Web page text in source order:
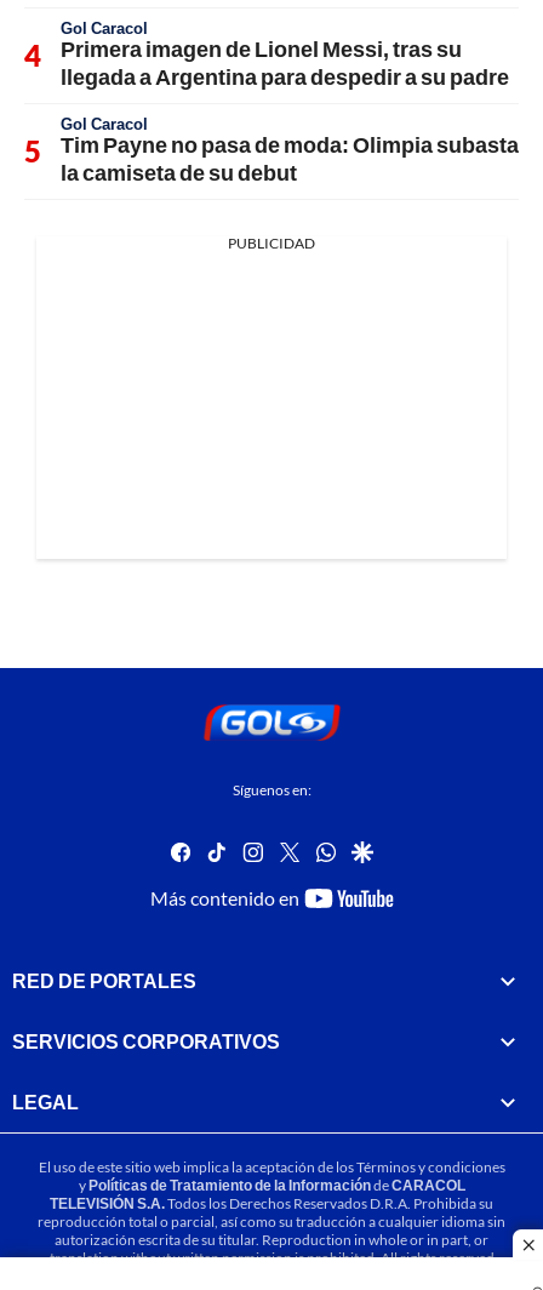
Gol Caracol
Primera imagen de Lionel Messi, tras su
llegada a Argentina para despedir a su padre
Gol Caracol
Tim Payne no pasa de moda: Olimpia subasta
la camiseta de su debut
PUBLICIDAD
Síguenos en:
facebook
tiktok instagram
twitterwhatsapp
google
Más contenido en
youtube-
RED DE PORTALES
SERVICIOS CORPORATIVOS
LEGAL
El uso de este sitio web implica la aceptación de losTérminos y condiciones
yPolíticas de Tratamiento de la InformacióndeCARACOL
TELEVISIÓN S.A.Todos los Derechos Reservados D.R.A. Prohibida su
reproducción total o parcial, así como su traducción a cualquier idioma sin
autorización escrita de su titular. Reproduction in whole or in part, or
translation without written permission is prohibited. All rights reserved